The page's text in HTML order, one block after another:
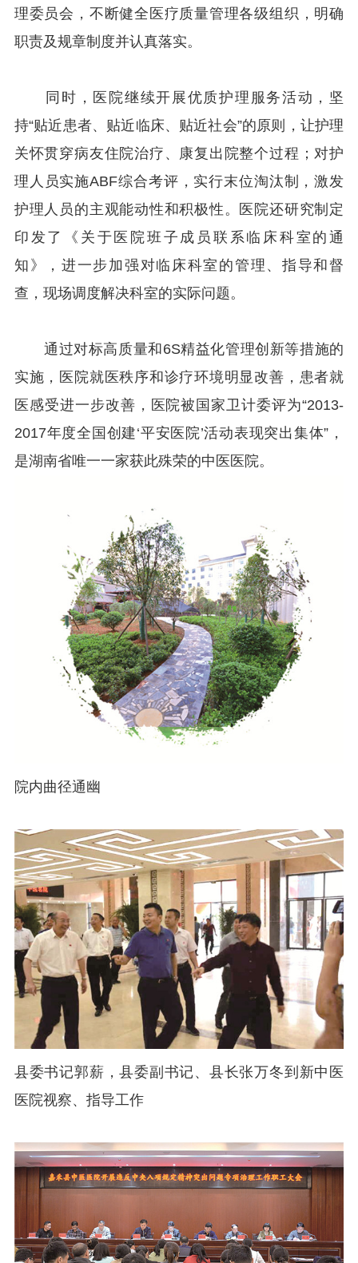
理委员会，不断健全医疗质量管理各级组织，明确
职责及规章制度并认真落实。
同时，医院继续开展优质护理服务活动，坚
持“贴近患者、贴近临床、贴近社会”的原则，让护理
关怀贯穿病友住院治疗、康复出院整个过程；对护
理人员实施ABF综合考评，实行末位淘汰制，激发
护理人员的主观能动性和积极性。医院还研究制定
印发了《关于医院班子成员联系临床科室的通
知》，进一步加强对临床科室的管理、指导和督
查，现场调度解决科室的实际问题。
通过对标高质量和6S精益化管理创新等措施的
实施，医院就医秩序和诊疗环境明显改善，患者就
医感受进一步改善，医院被国家卫计委评为“2013-
2017年度全国创建‘平安医院’活动表现突出集体”，
是湖南省唯一一家获此殊荣的中医医院。
院内曲径通幽
县委书记郭薪，县委副书记、县长张万冬到新中医
医院视察、指导工作